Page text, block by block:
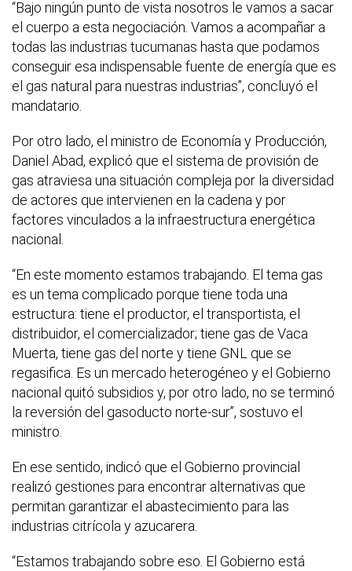
“Bajo ningún punto de vista nosotros le vamos a sacar
el cuerpo a esta negociación. Vamos a acompañar a
todas las industrias tucumanas hasta que podamos
conseguir esa indispensable fuente de energía que es
el gas natural para nuestras industrias”, concluyó el
mandatario.
Por otro lado, el ministro de Economía y Producción,
Daniel Abad, explicó que el sistema de provisión de
gas atraviesa una situación compleja por la diversidad
de actores que intervienen en la cadena y por
factores vinculados a la infraestructura energética
nacional.
“En este momento estamos trabajando. El tema gas
es un tema complicado porque tiene toda una
estructura: tiene el productor, el transportista, el
distribuidor, el comercializador; tiene gas de Vaca
Muerta, tiene gas del norte y tiene GNL que se
regasifica. Es un mercado heterogéneo y el Gobierno
nacional quitó subsidios y, por otro lado, no se terminó
la reversión del gasoducto norte-sur”, sostuvo el
ministro.
En ese sentido, indicó que el Gobierno provincial
realizó gestiones para encontrar alternativas que
permitan garantizar el abastecimiento para las
industrias citrícola y azucarera.
“Estamos trabajando sobre eso. El Gobierno está